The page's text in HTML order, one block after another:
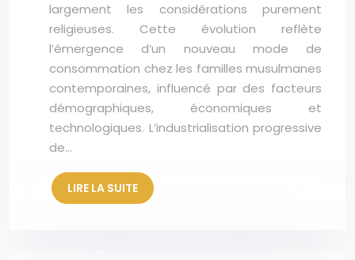
largement les considérations purement
religieuses. Cette évolution reflète
l’émergence d’un nouveau mode de
consommation chez les familles musulmanes
contemporaines, influencé par des facteurs
démographiques, économiques et
technologiques. L’industrialisation progressive
de…
LIRE LA SUITE